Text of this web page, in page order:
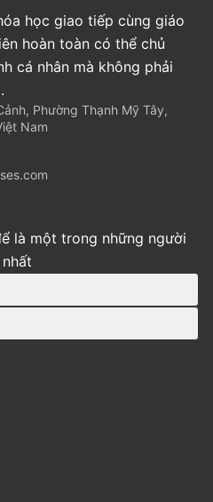
học giao tiếp cùng giáo
hoàn toàn có thể chủ
cá nhân mà không phải
Phường Thạnh Mỹ Tây,
Nam
là một trong những người